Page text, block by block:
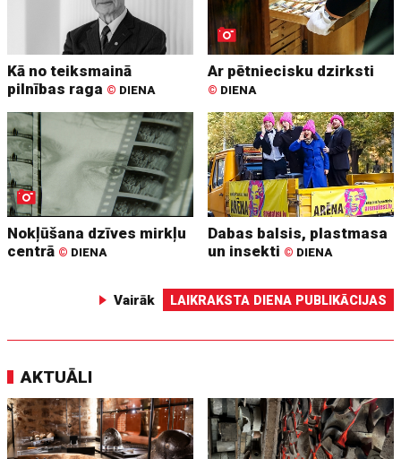
Kā no teiksmainā
pilnības raga © DIENA
Ar pētniecisku dzirksti
© DIENA
Nokļūšana dzīves mirkļu
centrā © DIENA
Dabas balsis, plastmasa
un insekti © DIENA
Vairāk LAIKRAKSTA DIENA PUBLIKĀCIJAS
AKTUĀLI